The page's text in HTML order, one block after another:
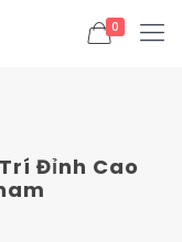
0
Đỉnh Cao